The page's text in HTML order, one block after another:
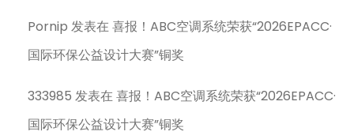
Pornip 发表在喜报！ABC空调系统荣获“2026EPACC·
国际环保公益设计大赛”铜奖
333985 发表在喜报！ABC空调系统荣获“2026EPACC·
国际环保公益设计大赛”铜奖